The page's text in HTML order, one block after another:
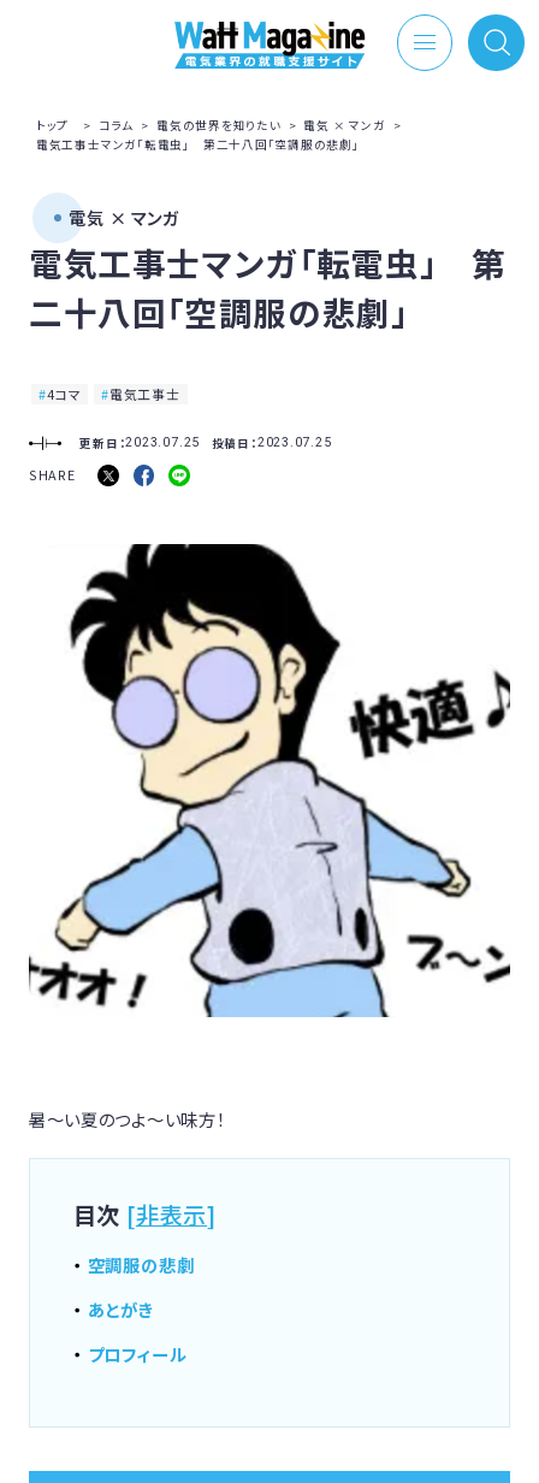
トップ > コラム > 電気の世界を知りたい > 電気 × マンガ
>
電気工事士マンガ「転電虫」 第二十八回「空調服の悲劇」
電気 × マンガ
電気工事士マンガ「転電虫」 第
二十八回「空調服の悲劇」
4コマ 電気工事士
更新日：2023.07.25 投稿日：2023.07.25
SHARE
暑〜い夏のつよ〜い味方！
目次 [非表示]
空調服の悲劇
あとがき
プロフィール